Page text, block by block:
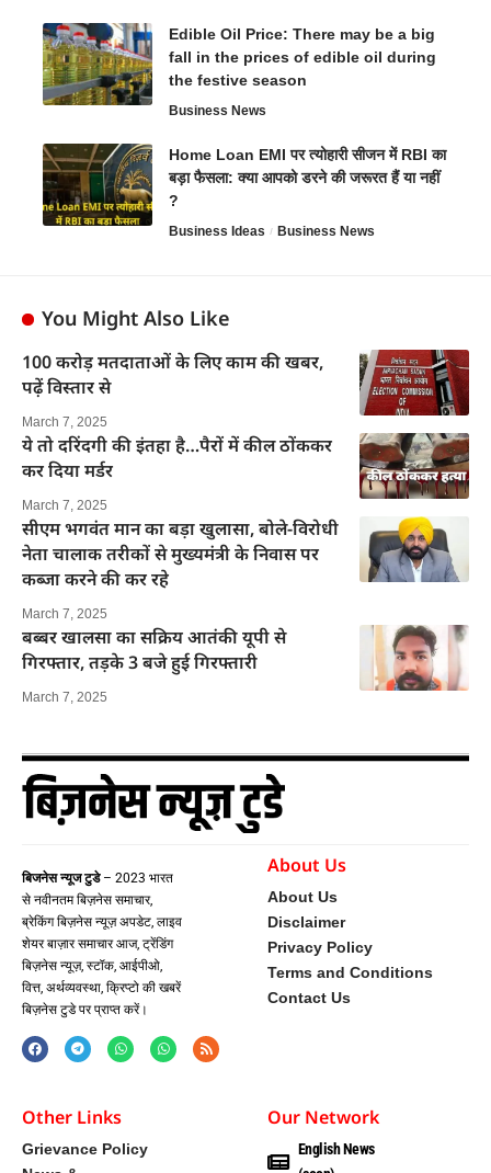
Edible Oil Price: There may be a big
fall in the prices of edible oil during
the festive season
Business News
Home Loan EMI पर त्योहारी सीजन में RBI का
बड़ा फैसला: क्या आपको डरने की जरूरत हैं या नहीं
?
Business Ideas Business News
You Might Also Like
100 करोड़ मतदाताओं के लिए काम की खबर,
पढ़ें विस्तार से
March 7, 2025
ये तो दरिंदगी की इंतहा है…पैरों में कील ठोंककर
कर दिया मर्डर
March 7, 2025
सीएम भगवंत मान का बड़ा खुलासा, बोले-विरोधी
नेता चालाक तरीकों से मुख्यमंत्री के निवास पर
कब्जा करने की कर रहे
March 7, 2025
बब्बर खालसा का सक्रिय आतंकी यूपी से
गिरफ्तार, तड़के 3 बजे हुई गिरफ्तारी
March 7, 2025
बिजनेस न्यूज टुडे– 2023 भारत
से नवीनतम बिज़नेस समाचार,
ब्रेकिंग बिज़नेस न्यूज़ अपडेट, लाइव
शेयर बाज़ार समाचार आज, ट्रेंडिंग
बिज़नेस न्यूज़, स्टॉक, आईपीओ,
वित्त, अर्थव्यवस्था, क्रिप्टो की खबरें
बिज़नेस टुडे पर प्राप्त करें।
About Us
About Us
Disclaimer
Privacy Policy
Terms and Conditions
Contact Us
Other Links
Grievance Policy
Our Network
English News